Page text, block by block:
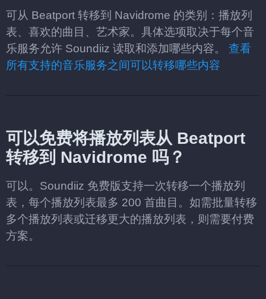
可从 Beatport 转移到 Navidrome 的类别：播放列
表、喜欢的曲目、艺术家。具体选项取决于每个音
乐服务允许 Soundiiz 读取和添加哪些内容。 查看
所有支持的音乐服务之间可以转移哪些内容
可以免费将播放列表从 Beatport
转移到 Navidrome 吗？
可以。Soundiiz 免费版支持一次转移一个播放列
表，每个播放列表最多 200 首曲目。如需批量转移
多个播放列表或迁移更大的播放列表，则需要付费
方案。